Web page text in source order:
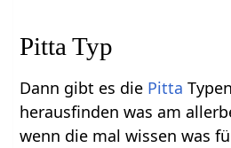
Pitta Typ
Dann gibt es die Pitta
herausfinden was am
wenn die mal wissen was